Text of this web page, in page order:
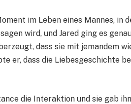
im Leben eines Mannes, in
wird, und Jared ging es
dass sie mit jemandem
er, dass die Liebesgeschichte
die Interaktion und sie gab